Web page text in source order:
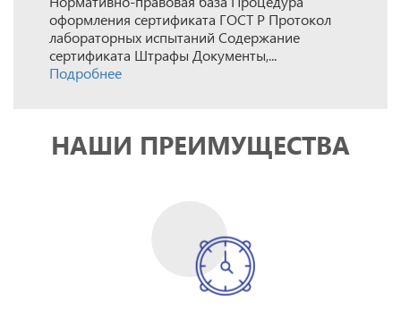
оформления сертификата ГОСТ Р Протокол
лабораторных испытаний Содержание
сертификата Штрафы Документы,...
Подробнее
НАШИ ПРЕИМУЩЕСТВА